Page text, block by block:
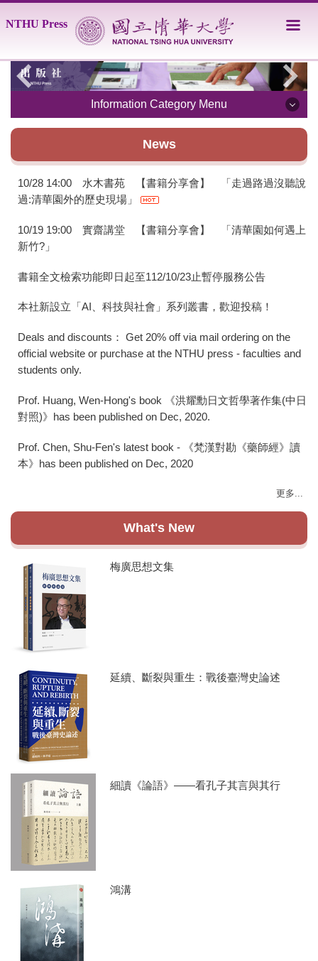
to
content
block
NTHU Press
Information Category Menu
Order
Guide for Authors
News
10/28 14:00 水木書苑 【書籍分享會】 「走過路過沒聽說
過:清華園外的歷史現場」
10/19 19:00 實齋講堂 【書籍分享會】 「清華園如何遇上
新竹?」
書籍全文檢索功能即日起至112/10/23止暫停服務公告
本社新設立「AI、科技與社會」系列叢書，歡迎投稿！
Deals and discounts： Get 20% off via mail ordering on the
official website or purchase at the NTHU press - faculties and
students only.
Prof. Huang, Wen-Hong's book 《洪耀勳日文哲學著作集(中日
對照)》has been published on Dec, 2020.
Prof. Chen, Shu-Fen's latest book - 《梵漢對勘《藥師經》讀
本》has been published on Dec, 2020
更多...
What's New
梅廣思想文集
延續、斷裂與重生：戰後臺灣史論述
細讀《論語》——看孔子其言與其行
鴻溝